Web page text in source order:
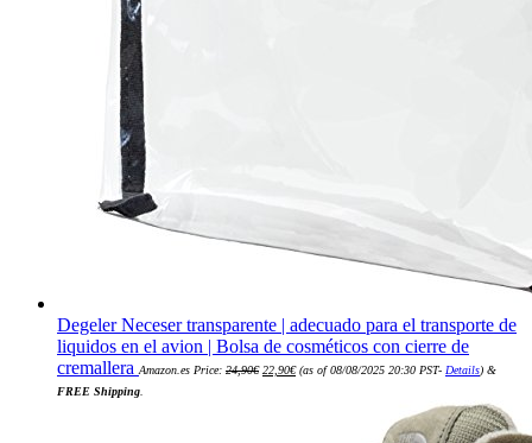
Degeler Neceser transparente | adecuado para el transporte de
liquidos en el avion | Bolsa de cosméticos con cierre de
cremallera Amazon.es Price: 24,90€ precio
22,90€precio
(as of 08/08/2025 20:30 PST- Details) &
FREE Shipping